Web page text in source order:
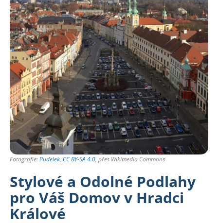
Fotografie:Pudelek, CC BY-SA 4.0, přes Wikimedia Commons
Stylové a Odolné Podlahy
pro Váš Domov v Hradci
Králové